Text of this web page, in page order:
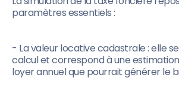
paramètres essentiels :
- La valeur locative cadastrale : elle
calcul et correspond à une
loyer annuel que pourrait générer le